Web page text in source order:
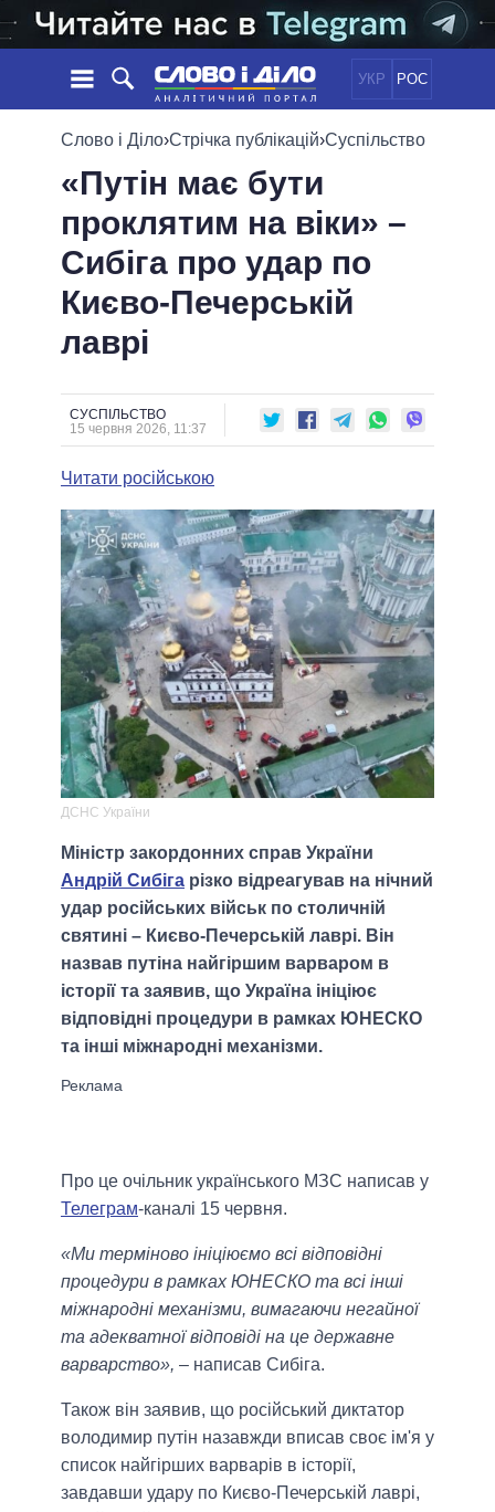
УКР РОС
НОВИНИ
СТРІЧКА
ПОДІЇ
СТАТТІ
ОГЛЯДИ
ДАЙДЖЕСТИ
ПОЛІТИКА
ЕКОНОМІКА
СУСПІЛЬСТВО
СВІТ
ОБIЦЯНКИ
ПОЛIТИКИ
УСІ ПОЛІТИКИ
ПРЕЗИДЕНТ І ОФІС
ВЕРХОВНА РАДА
ГОЛОВИ ОБЛАДМІНІСТРАЦІЙ
МЕРИ МІСТ
ВСІ ПЕРСОНИ
ІНФОГРАФІКА
ПОРІВНЯННЯ ПОЛІТИКІВ
Слово і Діло›Стрічка публікацій›Суспільство
«Путін має бути
проклятим на віки» –
Сибіга про удар по
Києво-Печерській
лаврі
СУСПІЛЬСТВО
15 червня 2026, 11:37
Читати російською
ДСНС України
Міністр закордонних справ України
Андрій Сибіга різко відреагував на нічний
удар російських військ по столичній
святині – Києво-Печерській лаврі. Він
назвав путіна найгіршим варваром в
історії та заявив, що Україна ініціює
відповідні процедури в рамках ЮНЕСКО
та інші міжнародні механізми.
Про це очільник українського МЗС написав у
Телеграм-каналі 15 червня.
«Ми терміново ініціюємо всі відповідні
процедури в рамках ЮНЕСКО та всі інші
міжнародні механізми, вимагаючи негайної
та адекватної відповіді на це державне
варварство», – написав Сибіга.
Також він заявив, що російський диктатор
володимир путін назавжди вписав своє ім'я у
список найгірших варварів в історії,
завдавши удару по Києво-Печерській лаврі,